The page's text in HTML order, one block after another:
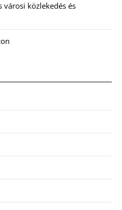
közlekedés és